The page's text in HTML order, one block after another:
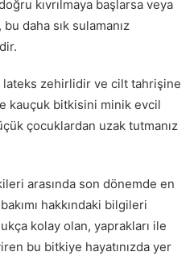
kıvrılmaya başlarsa veya
bu daha sık sulamanız
lateks zehirlidir ve cilt tahrişine
kauçuk bitkisini minik evcil
çocuklardan uzak tutmanız
arasında son dönemde en
hakkındaki bilgileri
kolay olan, yaprakları ile
bu bitkiye hayatınızda yer